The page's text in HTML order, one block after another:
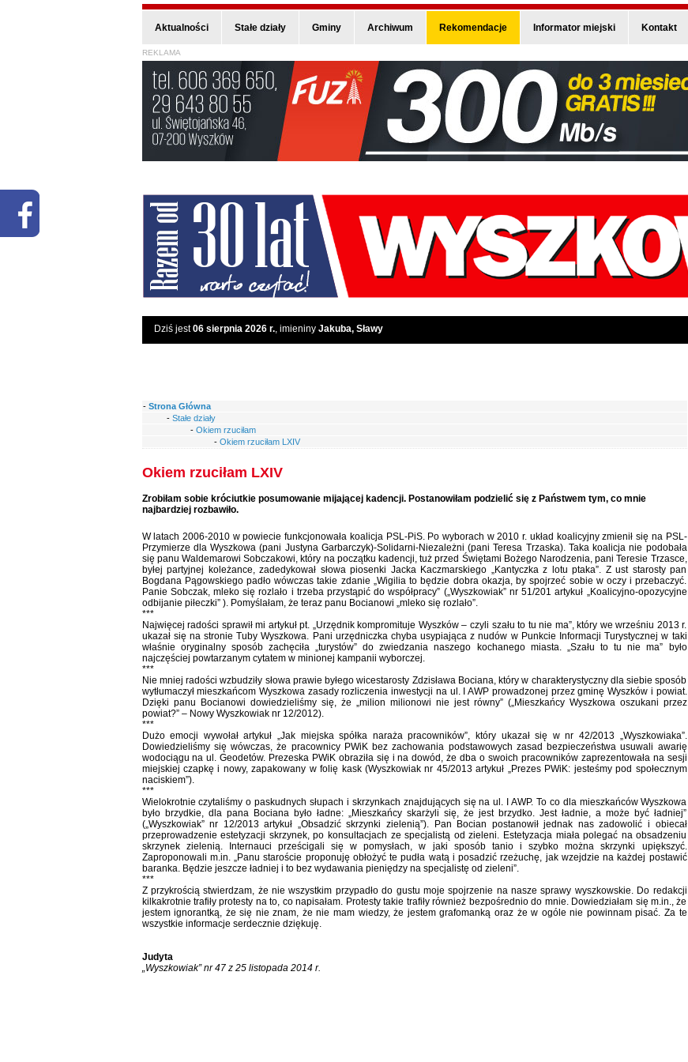
Aktualności Stałe działy Gminy Archiwum Rekomendacje Informator miejski Kontakt
REKLAMA
Dziś jest06 sierpnia 2026 r., imieniny Jakuba, Sławy
- Strona Główna
- Stałe działy
- Okiem rzuciłam
- Okiem rzuciłam LXIV
Okiem rzuciłam LXIV
Zrobiłam sobie króciutkie posumowanie mijającej kadencji. Postanowiłam podzielić się z Państwem tym, co mnie
najbardziej rozbawiło.
W latach 2006-2010 w powiecie funkcjonowała koalicja PSL-PiS. Po wyborach w 2010 r. układ koalicyjny zmienił się na PSL-
Przymierze dla Wyszkowa (pani Justyna Garbarczyk)-Solidarni-Niezależni (pani Teresa Trzaska). Taka koalicja nie podobała
się panu Waldemarowi Sobczakowi, który na początku kadencji, tuż przed Świętami Bożego Narodzenia, pani Teresie Trzasce,
byłej partyjnej koleżance, zadedykował słowa piosenki Jacka Kaczmarskiego „Kantyczka z lotu ptaka”. Z ust starosty pan
Bogdana Pągowskiego padło wówczas takie zdanie „Wigilia to będzie dobra okazja, by spojrzeć sobie w oczy i przebaczyć.
Panie Sobczak, mleko się rozlało i trzeba przystąpić do współpracy” („Wyszkowiak” nr 51/201 artykuł „Koalicyjno-opozycyjne
odbijanie piłeczki” ). Pomyślałam, że teraz panu Bocianowi „mleko się rozlało”.
***
Najwięcej radości sprawił mi artykuł pt. „Urzędnik kompromituje Wyszków – czyli szału to tu nie ma”, który we wrześniu 2013 r.
ukazał się na stronie Tuby Wyszkowa. Pani urzędniczka chyba usypiająca z nudów w Punkcie Informacji Turystycznej w taki
właśnie oryginalny sposób zachęciła „turystów” do zwiedzania naszego kochanego miasta. „Szału to tu nie ma” było
najczęściej powtarzanym cytatem w minionej kampanii wyborczej.
***
Nie mniej radości wzbudziły słowa prawie byłego wicestarosty Zdzisława Bociana, który w charakterystyczny dla siebie sposób
wytłumaczył mieszkańcom Wyszkowa zasady rozliczenia inwestycji na ul. I AWP prowadzonej przez gminę Wyszków i powiat.
Dzięki panu Bocianowi dowiedzieliśmy się, że „milion milionowi nie jest równy” („Mieszkańcy Wyszkowa oszukani przez
powiat?” – Nowy Wyszkowiak nr 12/2012).
***
Dużo emocji wywołał artykuł „Jak miejska spółka naraża pracowników”, który ukazał się w nr 42/2013 „Wyszkowiaka”.
Dowiedzieliśmy się wówczas, że pracownicy PWiK bez zachowania podstawowych zasad bezpieczeństwa usuwali awarię
wodociągu na ul. Geodetów. Prezeska PWiK obraziła się i na dowód, że dba o swoich pracowników zaprezentowała na sesji
miejskiej czapkę i nowy, zapakowany w folię kask (Wyszkowiak nr 45/2013 artykuł „Prezes PWiK: jesteśmy pod społecznym
naciskiem”).
***
Wielokrotnie czytaliśmy o paskudnych słupach i skrzynkach znajdujących się na ul. I AWP. To co dla mieszkańców Wyszkowa
było brzydkie, dla pana Bociana było ładne: „Mieszkańcy skarżyli się, że jest brzydko. Jest ładnie, a może być ładniej”
(„Wyszkowiak” nr 12/2013 artykuł „Obsadzić skrzynki zielenią”). Pan Bocian postanowił jednak nas zadowolić i obiecał
przeprowadzenie estetyzacji skrzynek, po konsultacjach ze specjalistą od zieleni. Estetyzacja miała polegać na obsadzeniu
skrzynek zielenią. Internauci prześcigali się w pomysłach, w jaki sposób tanio i szybko można skrzynki upiększyć.
Zaproponowali m.in. „Panu staroście proponuję obłożyć te pudła watą i posadzić rzeżuchę, jak wzejdzie na każdej postawić
baranka. Będzie jeszcze ładniej i to bez wydawania pieniędzy na specjalistę od zieleni”.
***
Z przykrością stwierdzam, że nie wszystkim przypadło do gustu moje spojrzenie na nasze sprawy wyszkowskie. Do redakcji
kilkakrotnie trafiły protesty na to, co napisałam. Protesty takie trafiły również bezpośrednio do mnie. Dowiedziałam się m.in., że
jestem ignorantką, że się nie znam, że nie mam wiedzy, że jestem grafomanką oraz że w ogóle nie powinnam pisać. Za te
wszystkie informacje serdecznie dziękuję.
Judyta
„Wyszkowiak” nr 47 z 25 listopada 2014 r.